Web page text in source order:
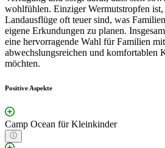
wohlfühlen. Einziger Wermutstropfen ist,
Landausflüge oft teuer sind, was
eigene Erkundungen zu planen.
eine hervorragende Wahl für Familien
abwechslungsreichen und komfortablen
möchten.
Positive Aspekte
Camp Ocean für Kleinkinder